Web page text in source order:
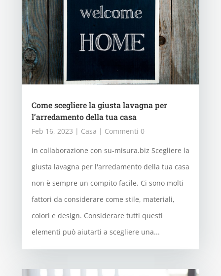
Come scegliere la giusta lavagna per
l’arredamento della tua casa
Feb 16, 2023 | Casa | Commenti 0
in collaborazione con su-misura.biz Scegliere la
giusta lavagna per l'arredamento della tua casa
non è sempre un compito facile. Ci sono molti
fattori da considerare come stile, materiali,
colori e design. Considerare tutti questi
elementi può aiutarti a scegliere una...